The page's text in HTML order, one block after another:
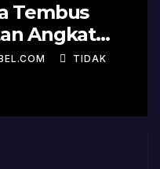
Tembus
Angkat
TIDAK